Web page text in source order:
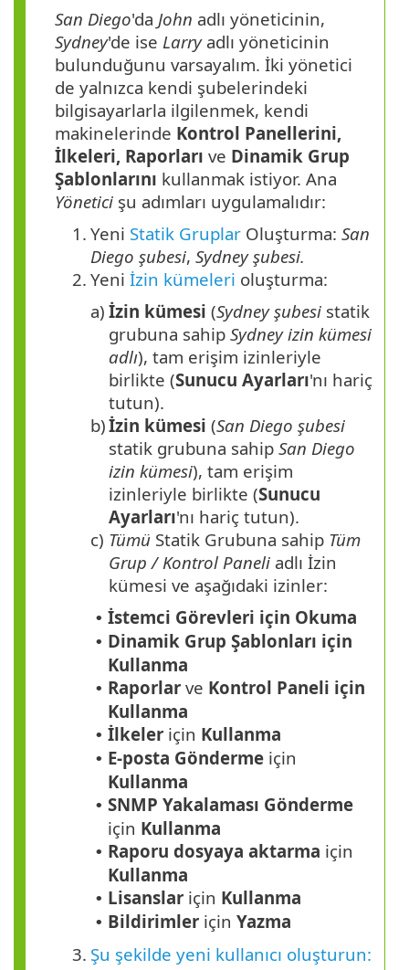
San Diego'da John adlı yöneticinin,
Sydney'de ise Larryadlı yöneticinin
bulunduğunu varsayalım. İki yönetici
de yalnızca kendi şubelerindeki
bilgisayarlarla ilgilenmek, kendi
makinelerinde Kontrol Panellerini,
İlkeleri, Raporları ve Dinamik Grup
Şablonlarını kullanmak istiyor. Ana
Yönetici şu adımları uygulamalıdır:
1. Yeni Statik Gruplar Oluşturma: San
Diego şubesi, Sydney şubesi.
2. Yeni İzin kümeleri oluşturma:
a) İzin kümesi (Sydney şubesi statik
grubuna sahip Sydney izin kümesi
adlı), tam erişim izinleriyle
birlikte (Sunucu Ayarları'nı hariç
tutun).
b)İzin kümesi (San Diego şubesi
statik grubuna sahip San Diego
izin kümesi), tam erişim
izinleriyle birlikte (Sunucu
Ayarları'nı hariç tutun).
c) Tümü Statik Grubuna sahip Tüm
Grup / Kontrol Paneli adlı İzin
kümesi ve aşağıdaki izinler:
• İstemci Görevleri için Okuma
• Dinamik Grup Şablonları için
Kullanma
• Raporlar ve Kontrol Paneli için
Kullanma
• İlkeler için Kullanma
• E-posta Gönderme için
Kullanma
• SNMP Yakalaması Gönderme
için Kullanma
• Raporu dosyaya aktarma için
Kullanma
• Lisanslar için Kullanma
• Bildirimler için Yazma
3. Şu şekilde yeni kullanıcı oluşturun: